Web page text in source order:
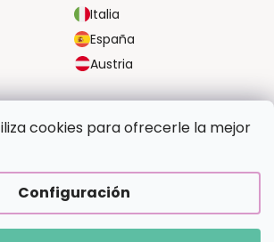
cookies para ofrecerle la mejor
Configuración
Italia
España
Austria
DE PAGO